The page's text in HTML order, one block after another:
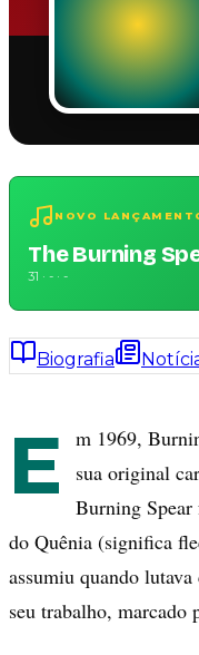
NOVO
The Burning
31 · - · -
Biografia
E
m 1969,
sua original
Burning Spear
do Quênia (significa
assumiu quando
seu trabalho,